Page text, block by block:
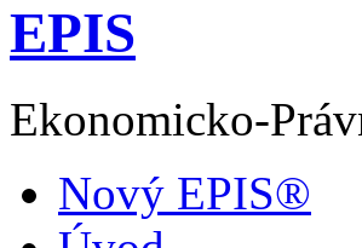
EPIS
Ekonomicko-
Nový EPIS®